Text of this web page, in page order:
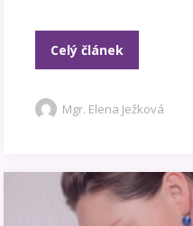
Celý článek
Mgr. Elena Ježková